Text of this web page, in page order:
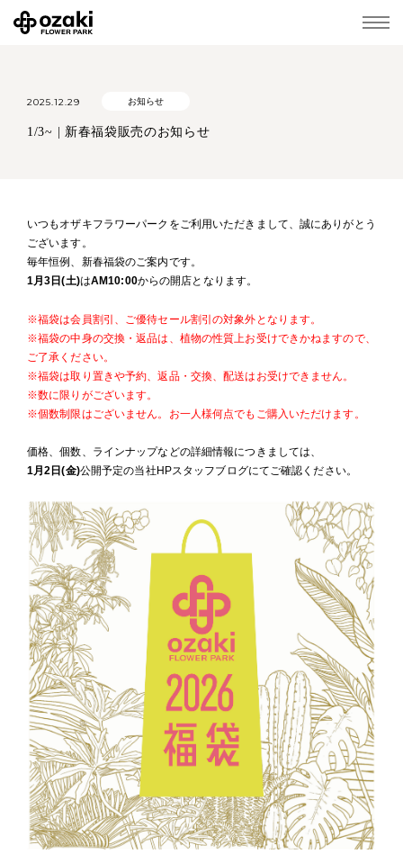
2025.12.29 お知らせ
1/3~ | 新春福袋販売のお知らせ
いつもオザキフラワーパークをご利用いただきまして、誠にありがとう
ございます。
毎年恒例、新春福袋のご案内です。
1月3日(土)はAM10:00からの開店となります。
※福袋は会員割引、ご優待セール割引の対象外となります。
※福袋の中身の交換・返品は、植物の性質上お受けできかねますので、
ご了承ください。
※福袋は取り置きや予約、返品・交換、配送はお受けできません。
※数に限りがございます。
※個数制限はございません。お一人様何点でもご購入いただけます。
価格、個数、ラインナップなどの詳細情報につきましては、
1月2日(金)公開予定の当社HPスタッフブログにてご確認ください。